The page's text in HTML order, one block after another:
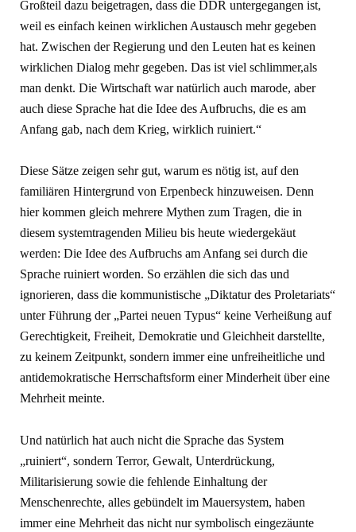
Großteil dazu beigetragen, dass die DDR untergegangen ist,
weil es einfach keinen wirklichen Austausch mehr gegeben
hat. Zwischen der Regierung und den Leuten hat es keinen
wirklichen Dialog mehr gegeben. Das ist viel schlimmer,als
man denkt. Die Wirtschaft war natürlich auch marode, aber
auch diese Sprache hat die Idee des Aufbruchs, die es am
Anfang gab, nach dem Krieg, wirklich ruiniert.“
Diese Sätze zeigen sehr gut, warum es nötig ist, auf den
familiären Hintergrund von Erpenbeck hinzuweisen. Denn
hier kommen gleich mehrere Mythen zum Tragen, die in
diesem systemtragenden Milieu bis heute wiedergekäut
werden: Die Idee des Aufbruchs am Anfang sei durch die
Sprache ruiniert worden. So erzählen die sich das und
ignorieren, dass die kommunistische „Diktatur des Proletariats“
unter Führung der „Partei neuen Typus“ keine Verheißung auf
Gerechtigkeit, Freiheit, Demokratie und Gleichheit darstellte,
zu keinem Zeitpunkt, sondern immer eine unfreiheitliche und
antidemokratische Herrschaftsform einer Minderheit über eine
Mehrheit meinte.
Und natürlich hat auch nicht die Sprache das System
„ruiniert“, sondern Terror, Gewalt, Unterdrückung,
Militarisierung sowie die fehlende Einhaltung der
Menschenrechte, alles gebündelt im Mauersystem, haben
immer eine Mehrheit das nicht nur symbolisch eingezäunte